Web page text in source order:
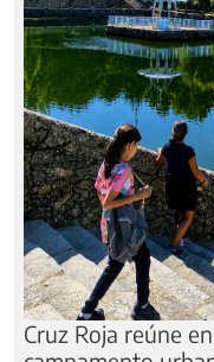
Cruz Roja reúne